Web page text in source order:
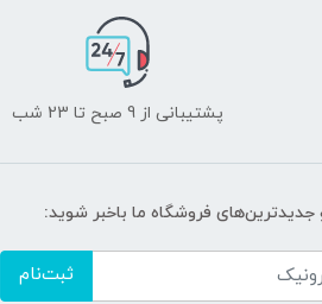
پشتیبانی از 9 صبح تا 23 شب
جدیدترین‌های فروشگاه ما باخبر شوید:
ثبت‌نام